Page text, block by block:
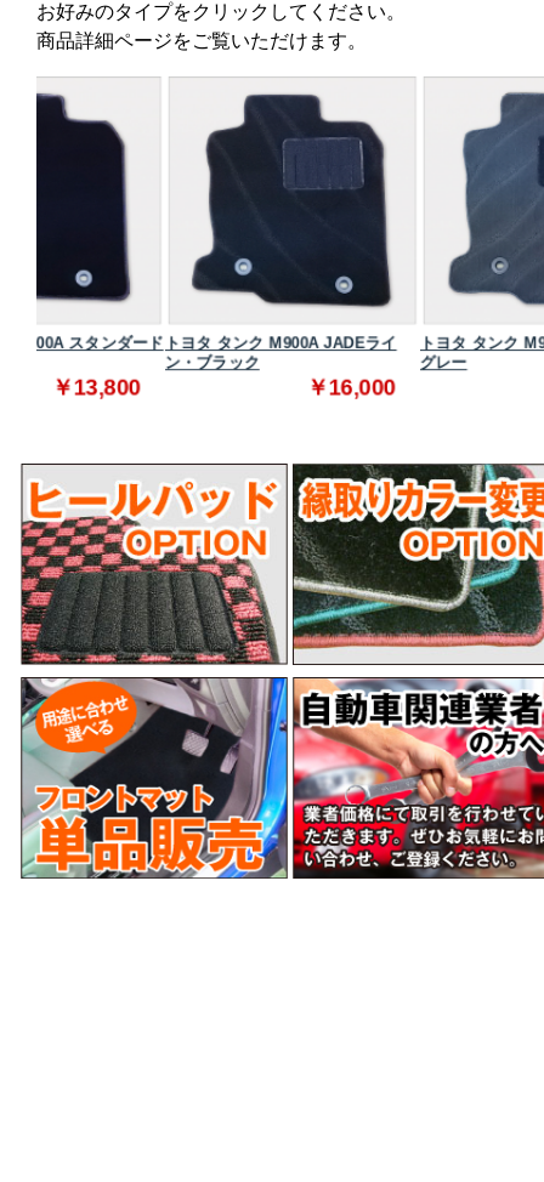
お好みのタイプをクリックしてください。
商品詳細ページをご覧いただけます。
トヨタ タンク M900A JADEライ
トヨタ タンク M900A JADEライン